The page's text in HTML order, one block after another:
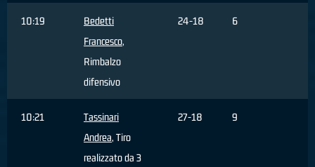
10:19
Bedetti
Francesco,
Rimbalzo
difensivo
24-18 6
10:21
Tassinari
Andrea, Tiro
realizzato da 3
27-18 9